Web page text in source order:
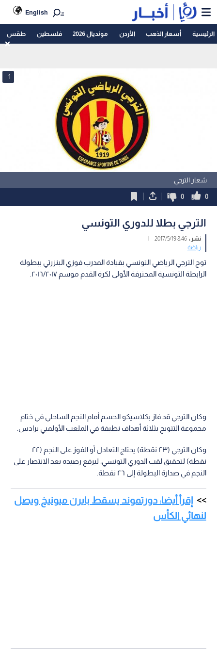
English
الرئيسية أسعار الذهب الأردن مونديال 2026 فلسطين طقس
شعار الترجي
1
0
0
الترجي بطلا للدوري التونسي
نشر :8:46 2017/5/19
|
رياضة
توج الترجي الرياضي التونسي بقيادة المدرب فوزي البنزرتي ببطولة
الرابطة التونسية المحترفة الأولى لكرة القدم موسم ٢٠١٦/٢٠١٧.
وكان الترجي قد فاز بكلاسيكو الحسم أمام النجم الساحلي في ختام
مجموعة التتويج بثلاثة أهداف نظيفة في الملعب الأولمبي برادس.
وكان الترجي (٢٣ نقطة) يحتاج التعادل أو الفوز على النجم (٢٢
نقطة) لتحقيق لقب الدوري التونسي، ليرفع رصيده بعد الانتصار على
النجم في صدارة البطولة إلى ٢٦ نقطة.
إقرأ أيضا: دورتموند يسقط بايرن ميونيخ ويصل
لنهائي الكأس